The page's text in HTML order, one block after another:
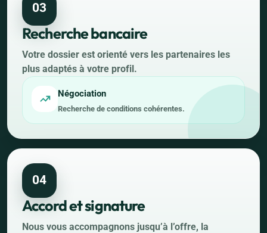
03
Recherche bancaire
Votre dossier est orienté vers les partenaires les
plus adaptés à votre profil.
Négociation
Recherche de conditions cohérentes.
04
Accord et signature
Nous vous accompagnons jusqu’à l’offre, la